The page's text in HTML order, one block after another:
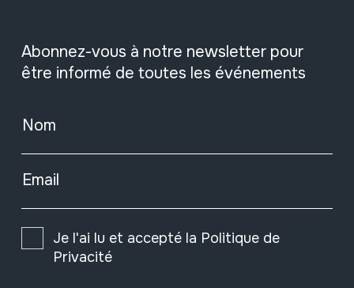
Abonnez-vous à notre newsletter pour
être informé de toutes les événements
Nom
Email
Je l'ai lu et accepté la Politique de
Privacité